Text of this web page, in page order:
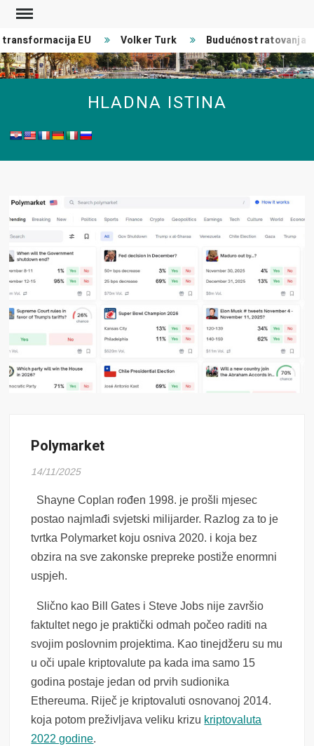
Skip
content
EU Volker Turk Budućnost ratovanja
HLADNA ISTINA
Polymarket
14/11/2025
Shayne Coplan rođen 1998. je prošli mjesec
postao najmlađi svjetski milijarder. Razlog za to je
tvrtka Polymarket koju osniva 2020. i koja bez
obzira na sve zakonske prepreke postiže enormni
uspjeh.
Slično kao Bill Gates i Steve Jobs nije završio
faktultet nego je praktički odmah počeo raditi na
svojim poslovnim projektima. Kao tinejdžeru su mu
u oči upale kriptovalute pa kada ima samo 15
godina postaje jedan od prvih sudionika
Ethereuma. Riječ je kriptovaluti osnovanoj 2014.
koja potom preživljava veliku krizu kriptovaluta
2022 godine.